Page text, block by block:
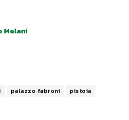
Melani
palazzo fabroni pistoia